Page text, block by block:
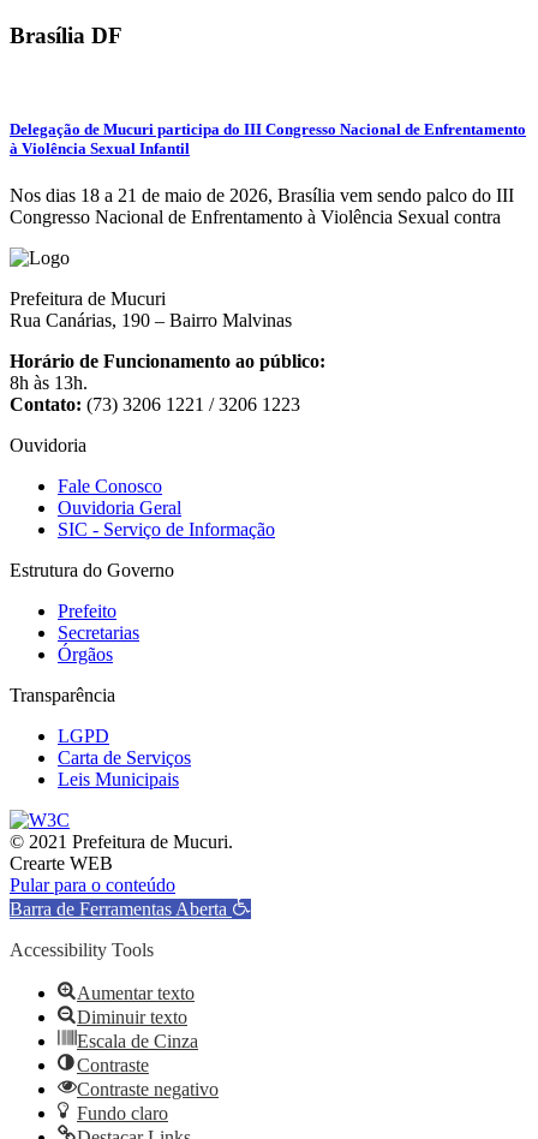
Brasília DF
Delegação de Mucuri participa do III Congresso Nacional de Enfrentamento
à Violência Sexual Infantil
Nos dias 18 a 21 de maio de 2026, Brasília vem sendo palco do III
Congresso Nacional de Enfrentamento à Violência Sexual contra
Prefeitura de Mucuri
Rua Canárias, 190 – Bairro Malvinas
Horário de Funcionamento ao público:
8h às 13h.
Contato: (73) 3206 1221 / 3206 1223
Ouvidoria
Fale Conosco
Ouvidoria Geral
SIC - Serviço de Informação
Estrutura do Governo
Prefeito
Secretarias
Órgãos
Transparência
LGPD
Carta de Serviços
Leis Municipais
© 2021 Prefeitura de Mucuri.
Crearte WEB
Pular para o conteúdo
Barra de Ferramentas Aberta
Accessibility Tools
Aumentar texto
Diminuir texto
Escala de Cinza
Contraste
Contraste negativo
Fundo claro